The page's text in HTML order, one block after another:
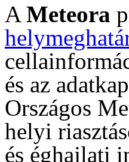
A Meteora
és az
Országos
helyi
és éghajlati